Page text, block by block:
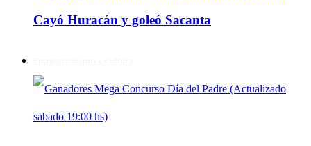
Cayó Huracán y goleó Sacanta